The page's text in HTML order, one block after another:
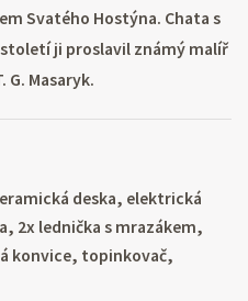
Svatého Hostýna. Chata s
ji proslavil známý malíř
G. Masaryk.
deska, elektrická
2x lednička s mrazákem,
konvice, topinkovač,